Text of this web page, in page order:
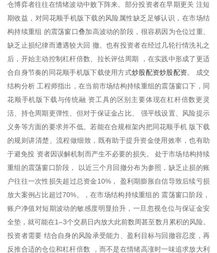
仓博弈者往往在情绪波动中败下阵来。部分投资者在早期更关 注短
期收益，对同花顺手机版下载的风险属性缺乏足够认识，在市场结
构持续重组 的震荡窗口叠加高波动的阶段，很容易因为仓位过重、
缺乏止损纪律而遭遇较大回 撤。也有投资者在经过几轮行情洗礼之
后，开始主动控制杠杆倍数、拉长评估周期 ，在实践中形成了更适
合自身节奏的同花顺手机版下载使用方式炒股配资炒股配资。 成交
结构分析 工程师指出，在当前市场结构持续重组的震荡窗口下，同
花顺手机版下载与传统融 资工具的区别主要体现在杠杆倍数更灵
活、持仓周期更弹性、但对于保证金占比、 强平线设置、风险提示
义务等方面的要求并不低。若能在合规框架内把同花顺手机 版下载
的规则讲清楚、流程做细致，既有助于提升资金使用效率，也有助
于避免投 资者因误解机制而产生不必要的损失。 处于市场结构持续
重组的震荡窗口阶段， 以近三个月回撤分布为参照，缺乏止损的账
户往往一次性损失超过总资金10%， 盈利期膨胀自信导致后续亏损
放大案例占比超过70%。，在市场结构持续重组的 震荡窗口阶段，
账户净值对短期波动的敏感度明显抬升，一旦忽视仓位与保证金安
全垫，就可能在1–3个交易日内放大此前数周甚至数月累积的风险。
投资者需要 结合自身的风险承受能力、盈利目标与回撤容忍度，再
反推合适的仓位和杠杆倍数 ，而不是在情绪高涨时一味追求放大利